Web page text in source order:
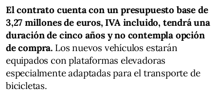
El contrato cuenta con un presupuesto base de
3,27 millones de euros, IVA incluido, tendrá una
duración de cinco años y no contempla opción
de compra. Los nuevos vehículos estarán
equipados con plataformas elevadoras
especialmente adaptadas para el transporte de
bicicletas.